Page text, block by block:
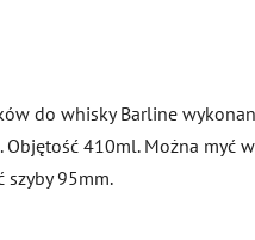
do whisky Barline
410ml. Można myć
szyby 95mm.